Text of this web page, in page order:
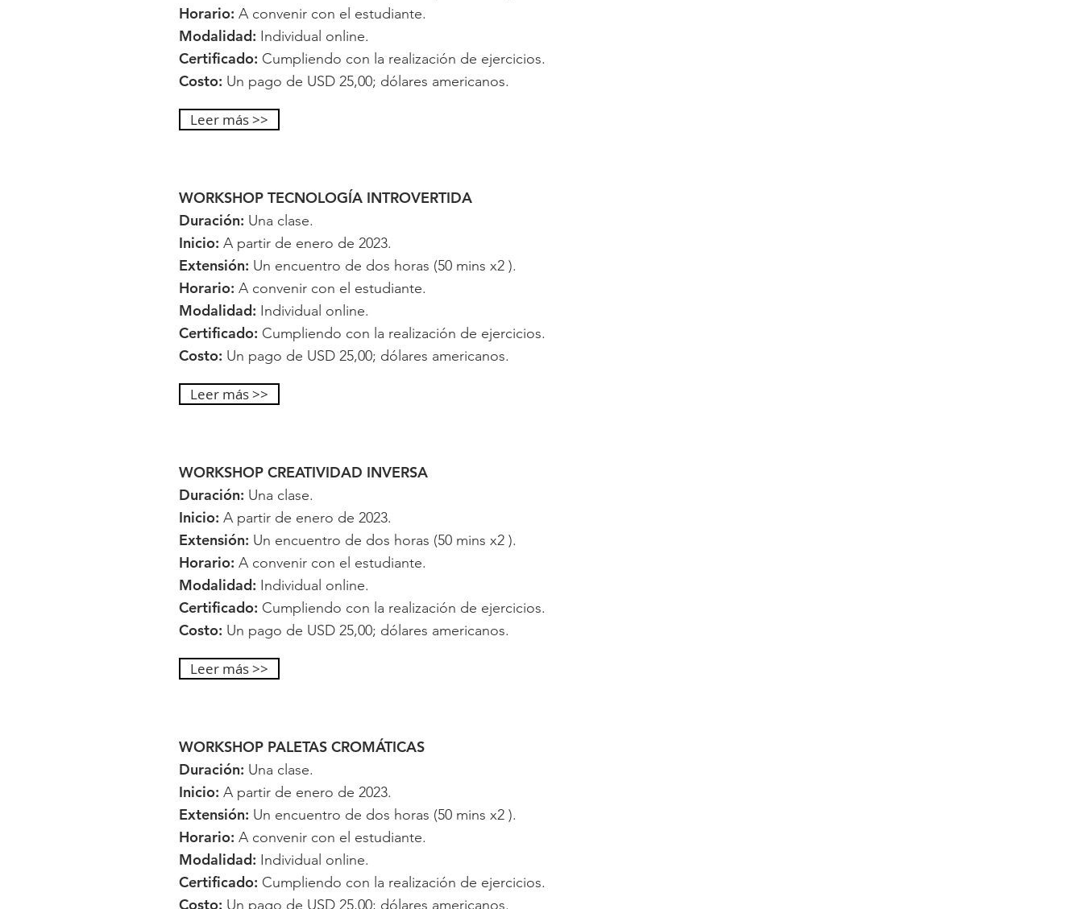
Horario: A convenir con el estudiante.
Modalidad: Individual online.
Certificado: Cumpliendo con la realización de ejercicios.
Costo: Un pago de USD 25,00; dólares americanos.
Leer más >>
WORKSHOP TECNOLOGÍA INTROVERTIDA
Duración: Una clase.
Inicio: A partir de enero de 2023.
Extensión: Un encuentro de dos horas (50 mins x2 ).
Horario: A convenir con el estudiante.
Modalidad: Individual online.
Certificado: Cumpliendo con la realización de ejercicios.
Costo: Un pago de USD 25,00; dólares americanos.
Leer más >>
WORKSHOP CREATIVIDAD INVERSA
Duración: Una clase.
Inicio: A partir de enero de 2023.
Extensión: Un encuentro de dos horas (50 mins x2 ).
Horario: A convenir con el estudiante.
Modalidad: Individual online.
Certificado: Cumpliendo con la realización de ejercicios.
Costo: Un pago de USD 25,00; dólares americanos.
Leer más >>
WORKSHOP PALETAS CROMÁTICAS
Duración: Una clase.
Inicio: A partir de enero de 2023.
Extensión: Un encuentro de dos horas (50 mins x2 ).
Horario: A convenir con el estudiante.
Modalidad: Individual online.
Certificado: Cumpliendo con la realización de ejercicios.
Costo: Un pago de USD 25,00; dólares americanos.